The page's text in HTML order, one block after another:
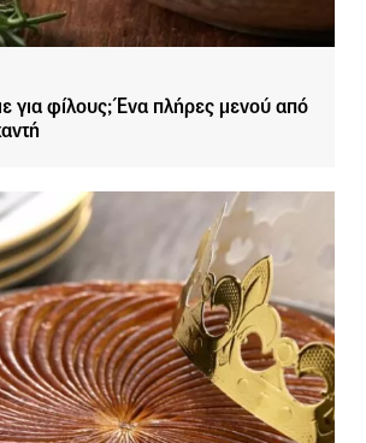
για φίλους; Ένα πλήρες μενού από